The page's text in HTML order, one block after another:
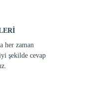
her zaman
şekilde cevap